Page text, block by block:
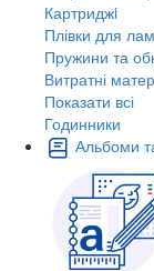
Картриджi
Плівки для
Пружини та
Витратні
Показати всі
Годинники
Альбоми